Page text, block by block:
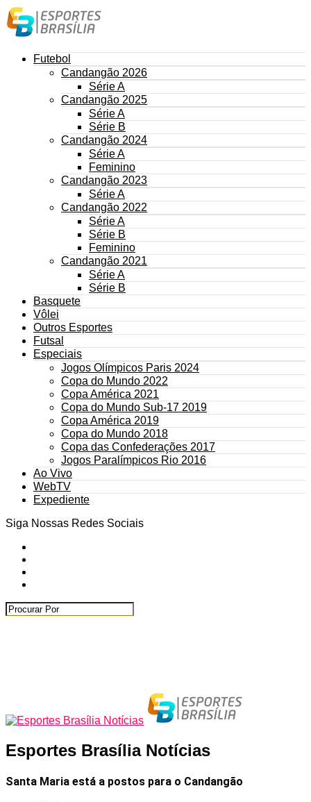
Futebol
Candangão 2026
Série A
Candangão 2025
Série A
Série B
Candangão 2024
Série A
Feminino
Candangão 2023
Série A
Candangão 2022
Série A
Série B
Feminino
Candangão 2021
Série A
Série B
Basquete
Vôlei
Outros Esportes
Futsal
Especiais
Jogos Olímpicos Paris 2024
Copa do Mundo 2022
Copa América 2021
Copa do Mundo Sub-17 2019
Copa América 2019
Copa do Mundo 2018
Copa das Confederações 2017
Jogos Paralímpicos Rio 2016
Ao Vivo
WebTV
Expediente
Siga Nossas Redes Sociais
Esportes Brasília Notícias
Santa Maria está a postos para o Candangão